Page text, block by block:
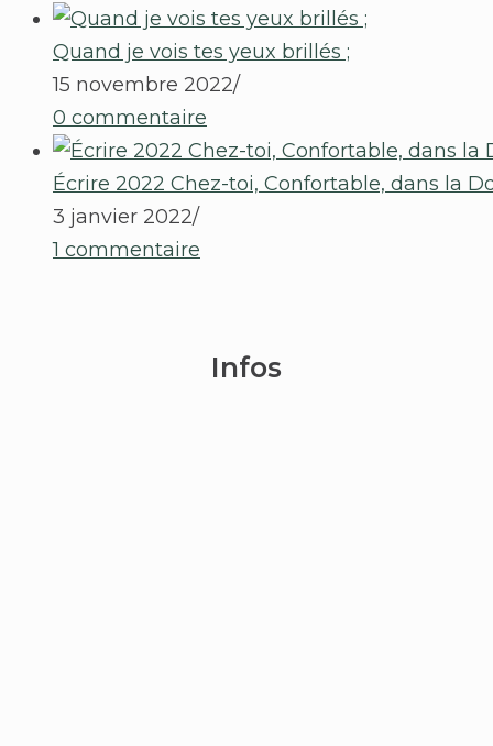
Quand je vois tes yeux brillés ;
15 novembre 2022/
0 commentaire
Écrire 2022 Chez-toi, Confortable, dans la
3 janvier 2022/
1 commentaire
Infos